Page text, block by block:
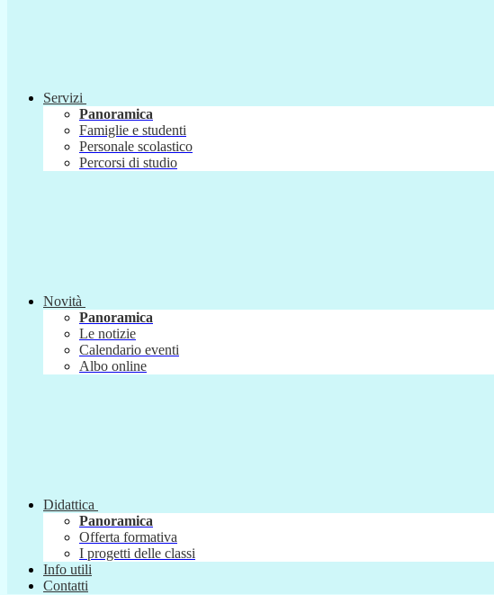
Servizi
Panoramica
Famiglie e studenti
Personale scolastico
Percorsi di studio
Novità
Panoramica
Le notizie
Calendario eventi
Albo online
Didattica
Panoramica
Offerta formativa
I progetti delle classi
Info utili
Contatti